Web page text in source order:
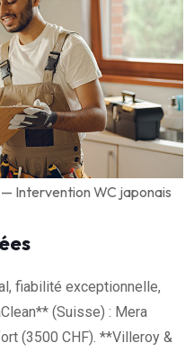
fiabilité exceptionnelle,
(Suisse) : Mera
(3500 CHF). **Villeroy &